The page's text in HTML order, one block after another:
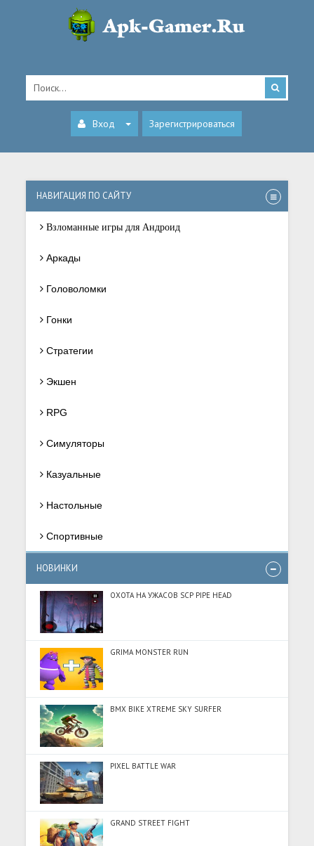
Вход Зарегистрироваться
НАВИГАЦИЯ ПО САЙТУ
Взломанные игры для Андроид
Аркады
Головоломки
Гонки
Стратегии
Экшен
RPG
Симуляторы
Казуальные
Настольные
Спортивные
НОВИНКИ
ОХОТА НА УЖАСОВ SCP PIPE HEAD
GRIMA MONSTER RUN
BMX BIKE XTREME SKY SURFER
PIXEL BATTLE WAR
GRAND STREET FIGHT